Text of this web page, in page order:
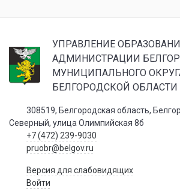
УПРАВЛЕНИЕ
АДМИНИСТРАЦИИ
МУНИЦИПАЛЬНОГО
БЕЛГОРОДСКОЙ ОБЛАСТИ
308519, Белгородская область,
Северный, улица Олимпийская 8б
+7 (472) 239-9030
pruobr@belgov.ru
Версия для слабовидящих
Войти